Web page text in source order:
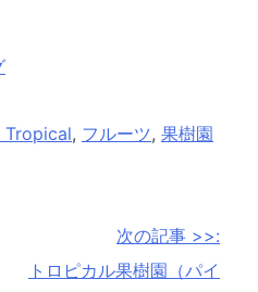
Tropical, フルーツ, 果樹園
次の記事 >>:
トロピカル果樹園（パイ